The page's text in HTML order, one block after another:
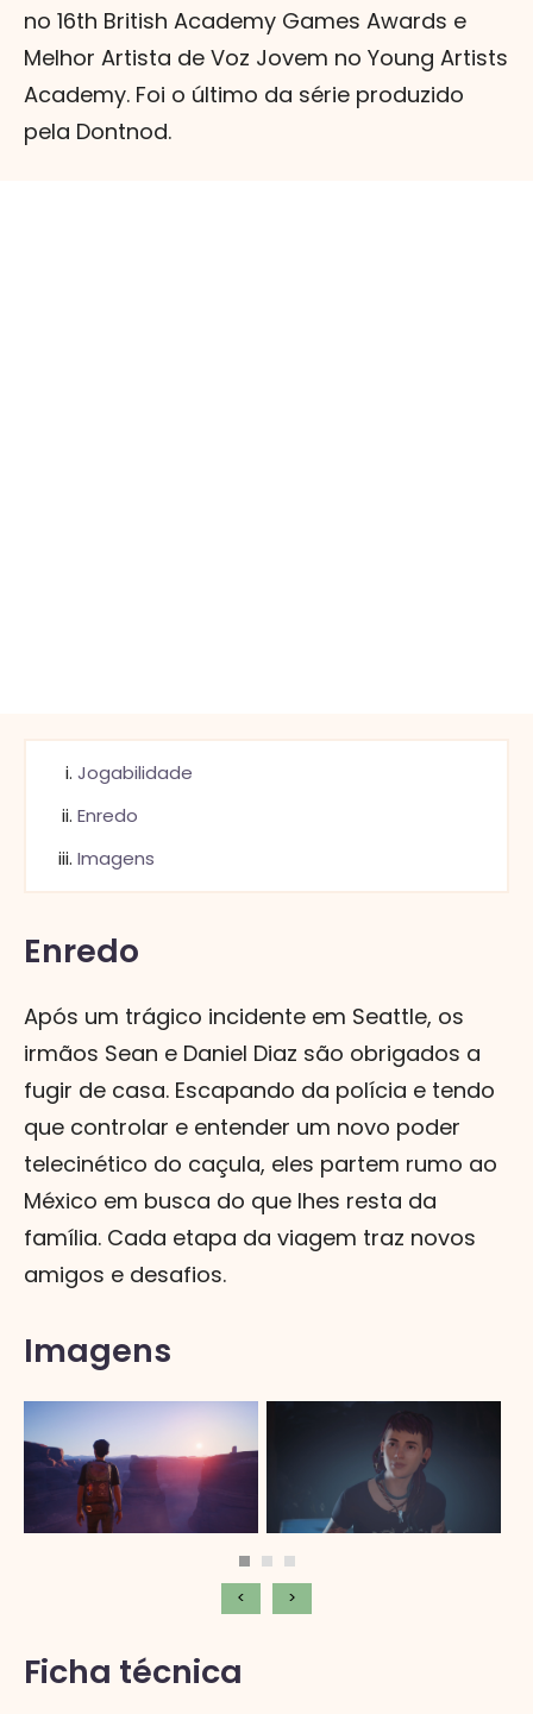
no 16th British Academy Games Awards e
Melhor Artista de Voz Jovem no Young Artists
Academy. Foi o último da série produzido
pela Dontnod.
Jogabilidade
Enredo
Imagens
Enredo
Após um trágico incidente em Seattle, os
irmãos Sean e Daniel Diaz são obrigados a
fugir de casa. Escapando da polícia e tendo
que controlar e entender um novo poder
telecinético do caçula, eles partem rumo ao
México em busca do que lhes resta da
família. Cada etapa da viagem traz novos
amigos e desafios.
Imagens
< >
Ficha técnica